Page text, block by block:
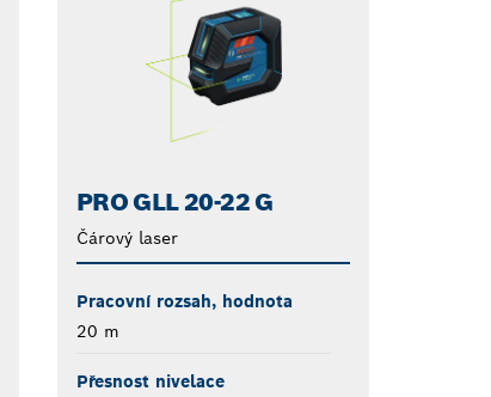
PRO GLL 20-22 G
Čárový laser
Pracovní rozsah, hodnota
20 m
Přesnost nivelace